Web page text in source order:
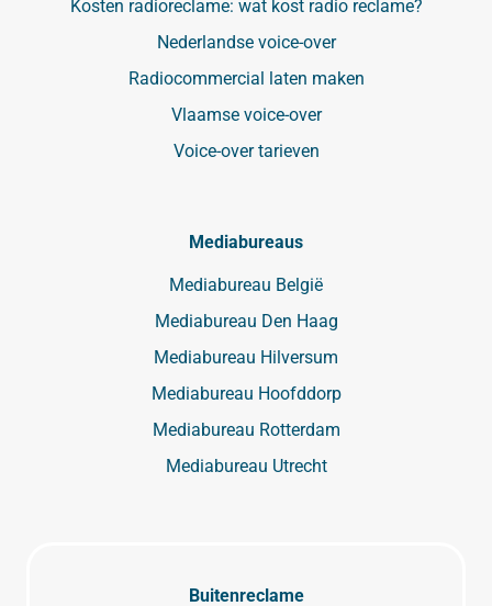
Kosten radioreclame: wat kost radio reclame?
Nederlandse voice-over
Radiocommercial laten maken
Vlaamse voice-over
Voice-over tarieven
Mediabureaus
Mediabureau België
Mediabureau Den Haag
Mediabureau Hilversum
Mediabureau Hoofddorp
Mediabureau Rotterdam
Mediabureau Utrecht
Buitenreclame